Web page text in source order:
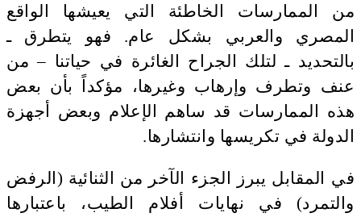
من الممارسات الخاطئة التي يعيشها الواقع
المصري والعربي بشكل عام. فهو يتطرق ـ
بالتحديد ـ لتلك الجراح الغائرة في حياتنا – من
عنف وتطرف وإرهاب وغيرها، مؤكداً بأن بعض
هذه الممارسات قد ساهم الإعلام وبعض أجهزة
الدولة في تكريسها وانتشارها.
في المقابل يبرز الجزء الآخر من الثنائية (الرفض
والتمرد) في نهايات أفلام الطيب، باعتبارها